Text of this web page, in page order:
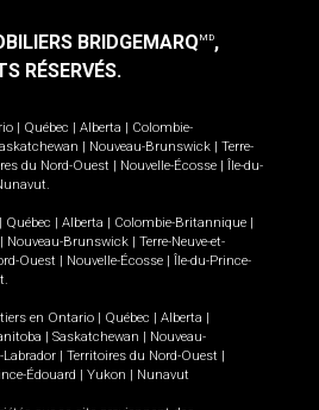
BRIDGEMARQ MD,
RÉSERVÉS.
Québec Alberta
Colombie-
Nouveau-Brunswick
Terre-
du Nord-Ouest Nouvelle-Écosse
Île-du-
.
Québec Alberta Colombie-Britannique
Nouveau-Brunswick
Terre-Neuve-et-
Ouest Nouvelle-Écosse
Île-du-Prince-
.
en Ontario Québec Alberta
Saskatchewan
Nouveau-
Labrador Territoires du Nord-Ouest
Édouard Yukon Nunavut